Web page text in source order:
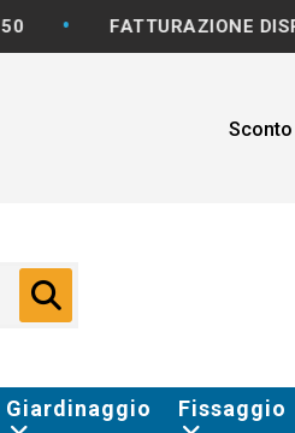
FATTURAZIONE DISPONIBILE
Giardinaggio Fissaggio